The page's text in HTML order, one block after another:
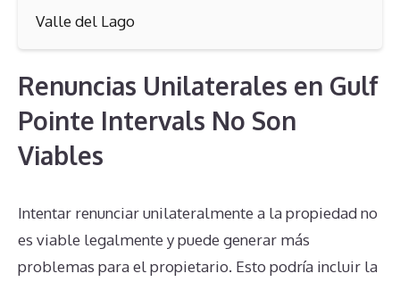
Valle del Lago
Renuncias Unilaterales en Gulf
Pointe Intervals No Son
Viables
Intentar renunciar unilateralmente a la propiedad no
es viable legalmente y puede generar más
problemas para el propietario. Esto podría incluir la